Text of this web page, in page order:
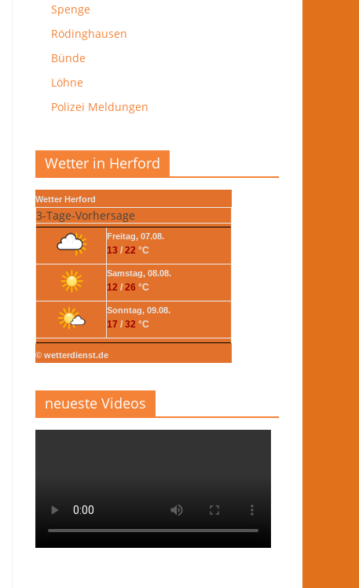
Spenge
Rödinghausen
Bünde
Löhne
Polizei Meldungen
Wetter in Herford
Wetter Herford
3-Tage-Vorhersage
Freitag, 07.08.
13 / 22 °C
Samstag, 08.08.
12 / 26 °C
Sonntag, 09.08.
17 / 32 °C
© wetterdienst.de
neueste Videos